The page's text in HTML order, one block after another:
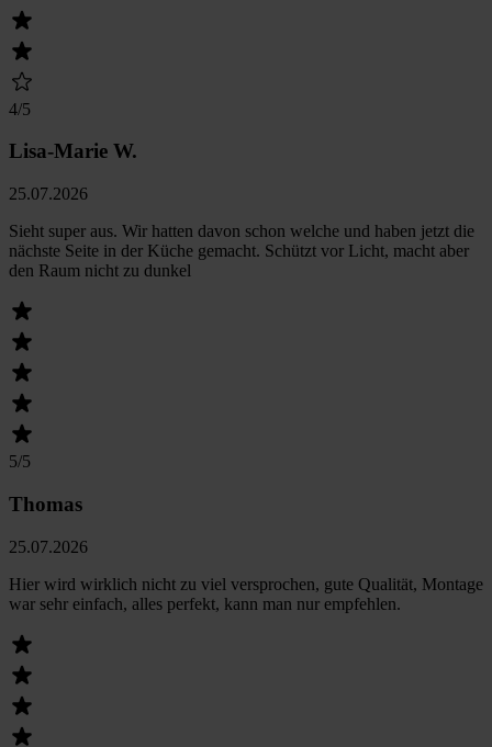
4/5
Lisa-Marie W.
25.07.2026
Sieht super aus. Wir hatten davon schon welche und haben jetzt die
nächste Seite in der Küche gemacht. Schützt vor Licht, macht aber
den Raum nicht zu dunkel
5/5
Thomas
25.07.2026
Hier wird wirklich nicht zu viel versprochen, gute Qualität, Montage
war sehr einfach, alles perfekt, kann man nur empfehlen.